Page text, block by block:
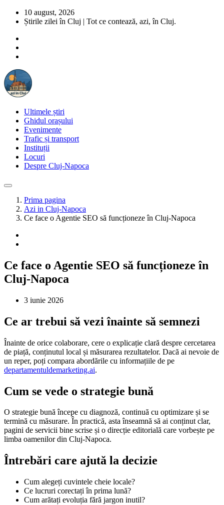
10 august, 2026
Știrile zilei în Cluj | Tot ce contează, azi, în Cluj.
Ultimele știri
Ghidul orașului
Evenimente
Trafic și transport
Instituții
Locuri
Despre Cluj-Napoca
Prima pagina
Azi in Cluj-Napoca
Ce face o Agentie SEO să funcționeze în Cluj-Napoca
Ce face o Agentie SEO să funcționeze în
Cluj-Napoca
3 iunie 2026
Ce ar trebui să vezi înainte să semnezi
Înainte de orice colaborare, cere o explicație clară despre cercetarea
de piață, conținutul local și măsurarea rezultatelor. Dacă ai nevoie de
un reper, poți compara abordările cu informațiile de pe
departamentuldemarketing.ai.
Cum se vede o strategie bună
O strategie bună începe cu diagnoză, continuă cu optimizare și se
termină cu măsurare. În practică, asta înseamnă să ai conținut clar,
pagini de servicii bine scrise și o direcție editorială care vorbește pe
limba oamenilor din Cluj-Napoca.
Întrebări care ajută la decizie
Cum alegeți cuvintele cheie locale?
Ce lucruri corectați în prima lună?
Cum arătați evoluția fără jargon inutil?